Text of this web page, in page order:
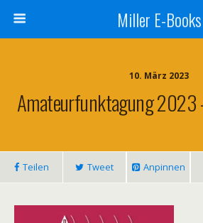
Miller E-Books
10. März 2023
Amateurfunktagung 2023
Teilen Tweet Anpinnen